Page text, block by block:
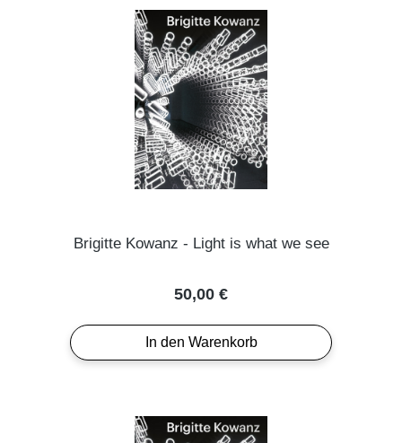
Brigitte Kowanz - Light is what we see
Regulärer Preis:
50,00 €
In den Warenkorb